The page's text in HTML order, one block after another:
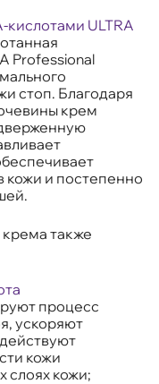
кислотами ULTRA
Professional
стоп. Благодаря
крем
кожи и постепенно
также
процесс
ускоряют
кожи
слоях кожи;